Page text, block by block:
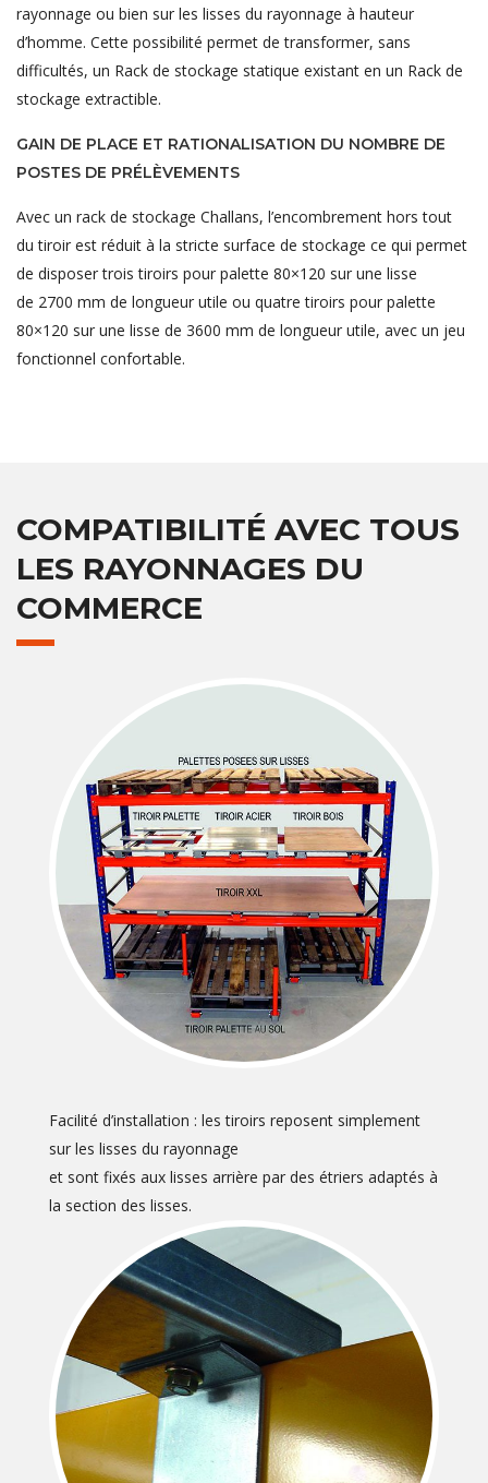
rayonnage ou bien sur les lisses du rayonnage à hauteur
d’homme. Cette possibilité permet de transformer, sans
difficultés, un Rack de stockage statique existant en un Rack de
stockage extractible.
GAIN DE PLACE ET RATIONALISATION DU NOMBRE DE
POSTES DE PRÉLÈVEMENTS
Avec un rack de stockage Challans, l’encombrement hors tout
du tiroir est réduit à la stricte surface de stockage ce qui permet
de disposer trois tiroirs pour palette 80×120 sur une lisse
de 2700 mm de longueur utile ou quatre tiroirs pour palette
80×120 sur une lisse de 3600 mm de longueur utile, avec un jeu
fonctionnel confortable.
COMPATIBILITÉ AVEC TOUS
LES RAYONNAGES DU
COMMERCE
Facilité d’installation : les tiroirs reposent simplement
sur les lisses du rayonnage
et sont fixés aux lisses arrière par des étriers adaptés à
la section des lisses.